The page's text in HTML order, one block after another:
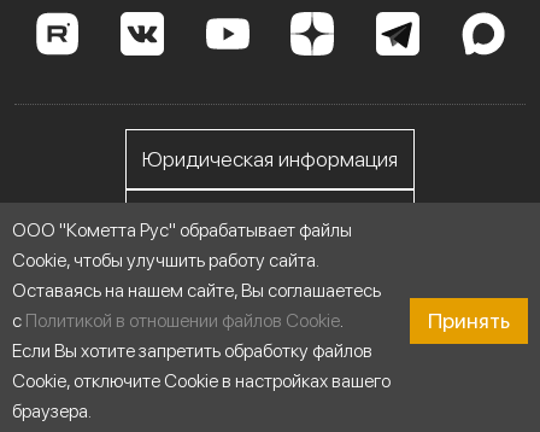
ООО "Кометта Рус", ИНН 7705558076
© 2014-2026 Насосы Кометта - Сделано для России
Юридическая информация
Личный кабинет
ООО "Кометта Рус" обрабатывает файлы
Cookie, чтобы улучшить работу сайта.
Оставаясь на нашем сайте, Вы соглашаетесь
с Политикой в отношении файлов Cookie.
Если Вы хотите запретить обработку файлов
Cookie, отключите Cookie в настройках вашего
браузера.
Принять